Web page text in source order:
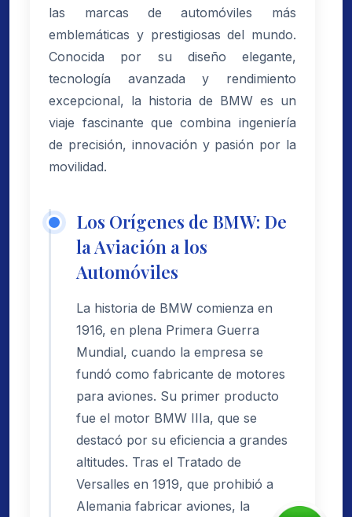
las marcas de automóviles más
emblemáticas y prestigiosas del mundo.
Conocida por su diseño elegante,
tecnología avanzada y rendimiento
excepcional, la historia de BMW es un
viaje fascinante que combina ingeniería
de precisión, innovación y pasión por la
movilidad.
Los Orígenes de BMW: De
la Aviación a los
Automóviles
La historia de BMW comienza en
1916, en plena Primera Guerra
Mundial, cuando la empresa se
fundó como fabricante de motores
para aviones. Su primer producto
fue el motor BMW IIIa, que se
destacó por su eficiencia a grandes
altitudes. Tras el Tratado de
Versalles en 1919, que prohibió a
Alemania fabricar aviones, la